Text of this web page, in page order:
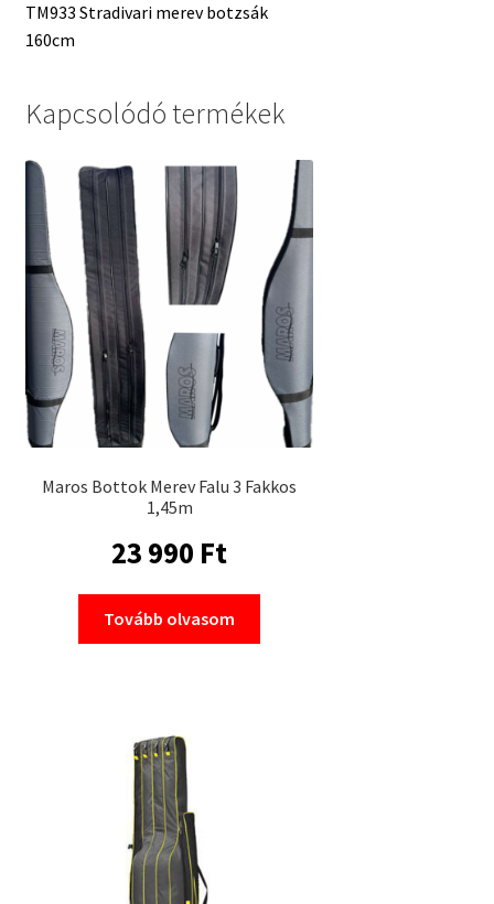
TM933 Stradivari merev botzsák
160cm
Kapcsolódó termékek
Maros Bottok Merev Falu 3 Fakkos
1,45m
23 990 Ft
Tovább olvasom